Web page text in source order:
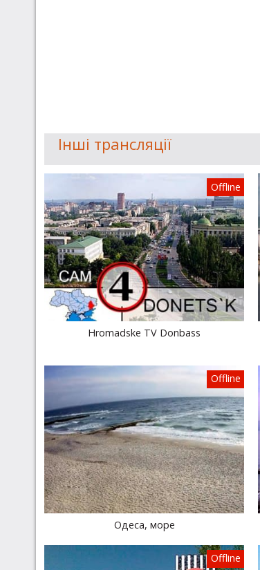
Інші трансляції
Offline
Hromadske TV Donbass
Offline
Одеса, море
Offline